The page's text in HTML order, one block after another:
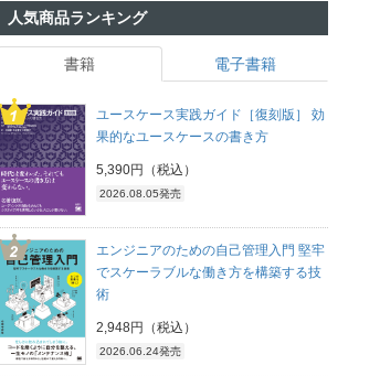
人気商品ランキング
書籍 電子書籍
ユースケース実践ガイド［復刻版］ 効
果的なユースケースの書き方
5,390円（税込）
2026.08.05発売
エンジニアのための自己管理入門 堅牢
でスケーラブルな働き方を構築する技
術
2,948円（税込）
2026.06.24発売